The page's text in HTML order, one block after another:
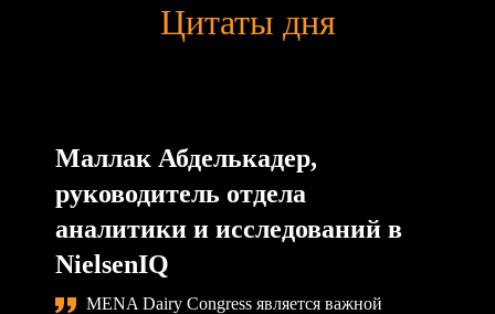
Цитаты дня
Маллак Абделькадер,
руководитель отдела
аналитики и исследований в
NielsenIQ
MENA Dairy Congress является важной